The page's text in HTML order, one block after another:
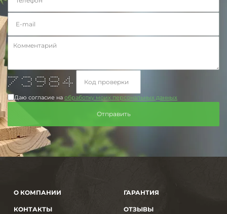
******* ***** ***** ***** *
* * * * * * * **
* * * * * * * *
* ** ****** ***** * *
* * * * * *******
* * * * * * *
* ***** **** ***** *
Даю согласие на обработку моих персональных данных
О КОМПАНИИ
КОНТАКТЫ
ГАРАНТИЯ
ОТЗЫВЫ